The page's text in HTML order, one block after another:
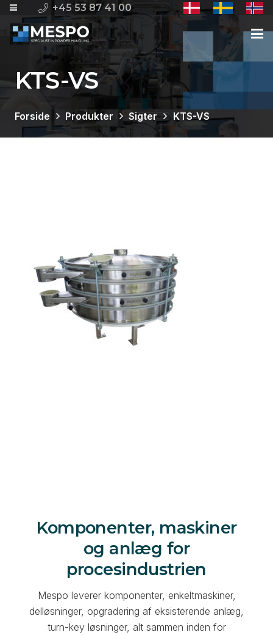
+45 53 87 41 00
KTS-VS
Forside Produkter Sigter KTS-VS
Komponenter, maskiner
og anlæg for
procesindustrien
Mespo leverer komponenter, enkeltmaskiner,
delløsninger, opgradering af eksisterende anlæg,
turn-key løsninger, alt sammen inden for